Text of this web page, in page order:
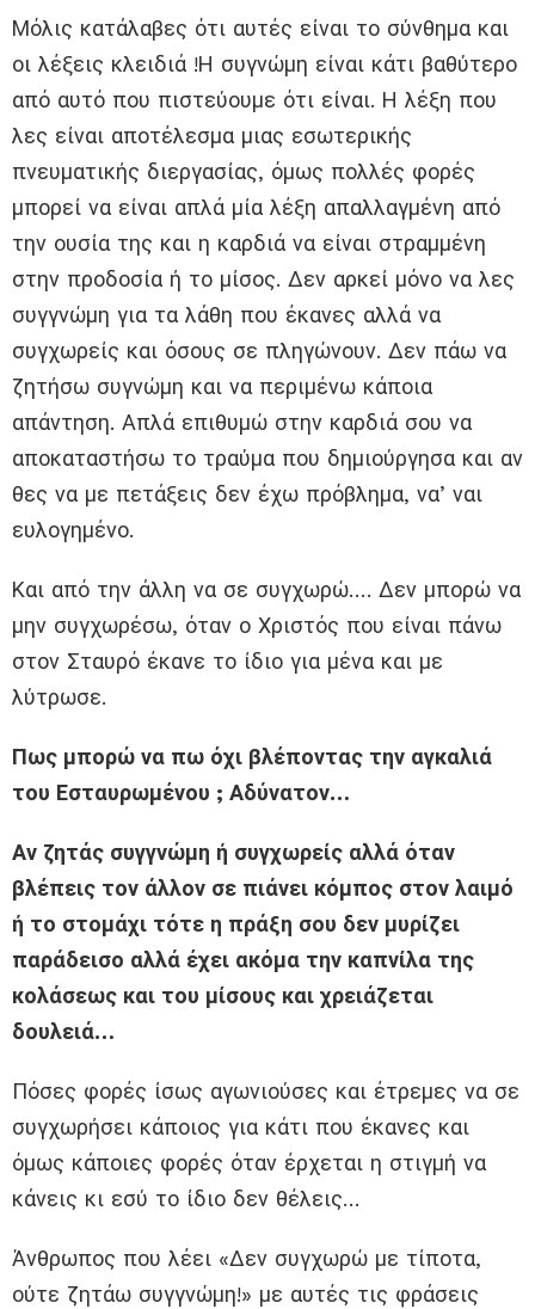
Μόλις κατάλαβες ότι αυτές είναι το σύνθημα και
οι λέξεις κλειδιά !Η συγνώμη είναι κάτι βαθύτερο
από αυτό που πιστεύουμε ότι είναι. Η λέξη που
λες είναι αποτέλεσμα μιας εσωτερικής
πνευματικής διεργασίας, όμως πολλές φορές
μπορεί να είναι απλά μία λέξη απαλλαγμένη από
την ουσία της και η καρδιά να είναι στραμμένη
στην προδοσία ή το μίσος. Δεν αρκεί μόνο να λες
συγγνώμη για τα λάθη που έκανες αλλά να
συγχωρείς και όσους σε πληγώνουν. Δεν πάω να
ζητήσω συγνώμη και να περιμένω κάποια
απάντηση. Απλά επιθυμώ στην καρδιά σου να
αποκαταστήσω το τραύμα που δημιούργησα και αν
θες να με πετάξεις δεν έχω πρόβλημα, να’ ναι
ευλογημένο.
Και από την άλλη να σε συγχωρώ…. Δεν μπορώ να
μην συγχωρέσω, όταν ο Χριστός που είναι πάνω
στον Σταυρό έκανε το ίδιο για μένα και με
λύτρωσε.
Πως μπορώ να πω όχι βλέποντας την αγκαλιά
του Εσταυρωμένου ; Αδύνατον…
Αν ζητάς συγγνώμη ή συγχωρείς αλλά όταν
βλέπεις τον άλλον σε πιάνει κόμπος στον λαιμό
ή το στομάχι τότε η πράξη σου δεν μυρίζει
παράδεισο αλλά έχει ακόμα την καπνίλα της
κολάσεως και του μίσους και χρειάζεται
δουλειά…
Πόσες φορές ίσως αγωνιούσες και έτρεμες να σε
συγχωρήσει κάποιος για κάτι που έκανες και
όμως κάποιες φορές όταν έρχεται η στιγμή να
κάνεις κι εσύ το ίδιο δεν θέλεις…
Άνθρωπος που λέει «Δεν συγχωρώ με τίποτα,
ούτε ζητάω συγγνώμη!» με αυτές τις φράσεις